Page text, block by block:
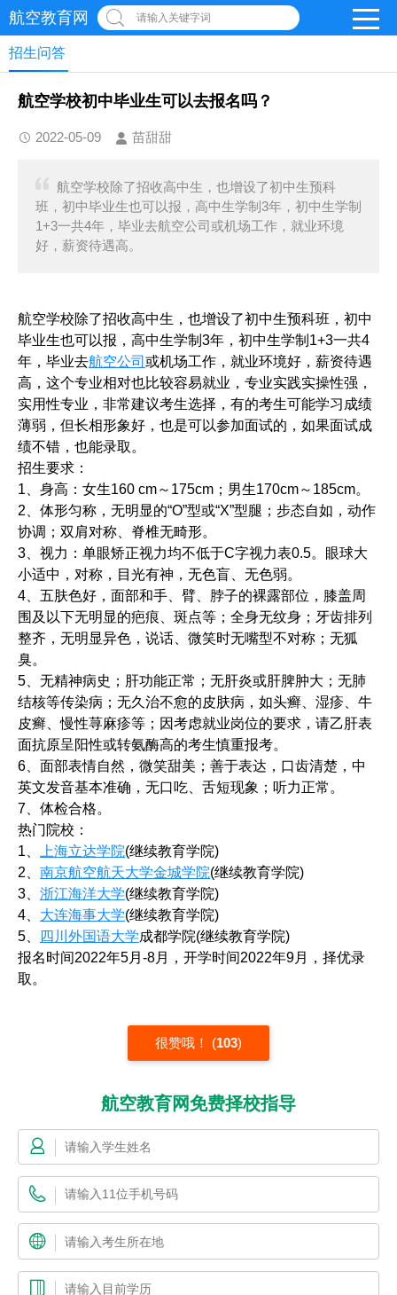
航空教育网 请输入关键字词
招生问答
航空学校初中毕业生可以去报名吗？
2022-05-09 苗甜甜
航空学校除了招收高中生，也增设了初中生预科
班，初中毕业生也可以报，高中生学制3年，初中生学制
1+3一共4年，毕业去航空公司或机场工作，就业环境
好，薪资待遇高。
航空学校除了招收高中生，也增设了初中生预科班，初中
毕业生也可以报，高中生学制3年，初中生学制1+3一共4
年，毕业去航空公司 或机场工作，就业环境好，薪资待遇
高，这个专业相对也比较容易就业，专业实践实操性强，
实用性专业，非常建议考生选择，有的考生可能学习成绩
薄弱，但长相形象好，也是可以参加面试的，如果面试成
绩不错，也能录取。
招生要求：
1、身高：女生160 cm～175cm；男生170cm～185cm。
2、体形匀称，无明显的“O”型或“X”型腿；步态自如，动作
协调；双肩对称、脊椎无畸形。
3、视力：单眼矫正视力均不低于C字视力表0.5。眼球大
小适中，对称，目光有神，无色盲、无色弱。
4、五肤色好，面部和手、臂、脖子的裸露部位，膝盖周
围及以下无明显的疤痕、斑点等；全身无纹身；牙齿排列
整齐，无明显异色，说话、微笑时无嘴型不对称；无狐
臭。
5、无精神病史；肝功能正常；无肝炎或肝脾肿大；无肺
结核等传染病；无久治不愈的皮肤病，如头癣、湿疹、牛
皮癣、慢性荨麻疹等；因考虑就业岗位的要求，请乙肝表
面抗原呈阳性或转氨酶高的考生慎重报考。
6、面部表情自然，微笑甜美；善于表达，口齿清楚，中
英文发音基本准确，无口吃、舌短现象；听力正常。
7、体检合格。
热门院校：
1、
上海立达学院(继续教育学院)
2、 南京航空航天大学金城学院(继续教育学院)
3、 浙江海洋大学(继续教育学院)
4、 大连海事大学(继续教育学院)
5、
四川外国语大学成都学院(继续教育学院)
报名时间2022年5月-8月，开学时间2022年9月，择优录
取。
很赞哦！ (103)
航空教育网免费择校指导